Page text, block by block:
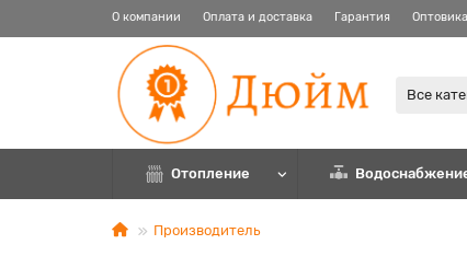
О компании Оплата и доставка Гарантия
Все
Отопление
Производитель